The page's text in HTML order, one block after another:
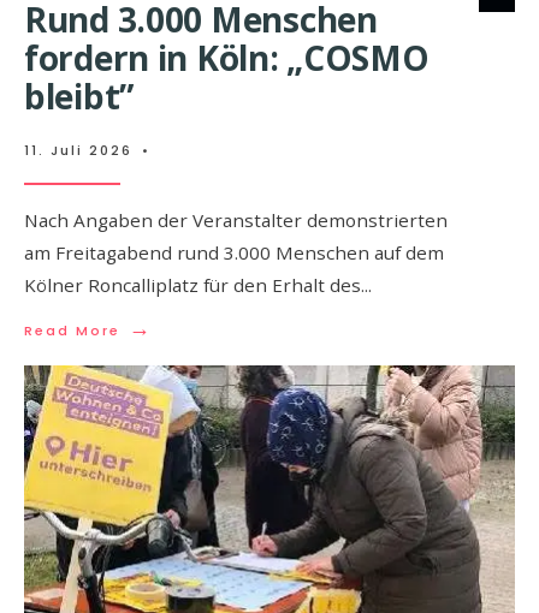
Rund 3.000 Menschen
fordern in Köln: „COSMO
bleibt”
11. Juli 2026 •
Nach Angaben der Veranstalter demonstrierten
am Freitagabend rund 3.000 Menschen auf dem
Kölner Roncalliplatz für den Erhalt des...
Read More →